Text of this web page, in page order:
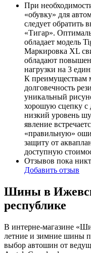
При
«обувку» для
следует обратить
«Тигар».
обладает модель
Маркировка XL
обладают
нагрузки на 3
К преимуществам
долговечность
уникальный
хорошую сцепку с
низкий уровень
явление
«правильную»
защиту от
доступную
Отзывов пока
Добавить отзыв
Шины в
республике
В интерне-магазине
летние и зимние шины
выбор автошин от